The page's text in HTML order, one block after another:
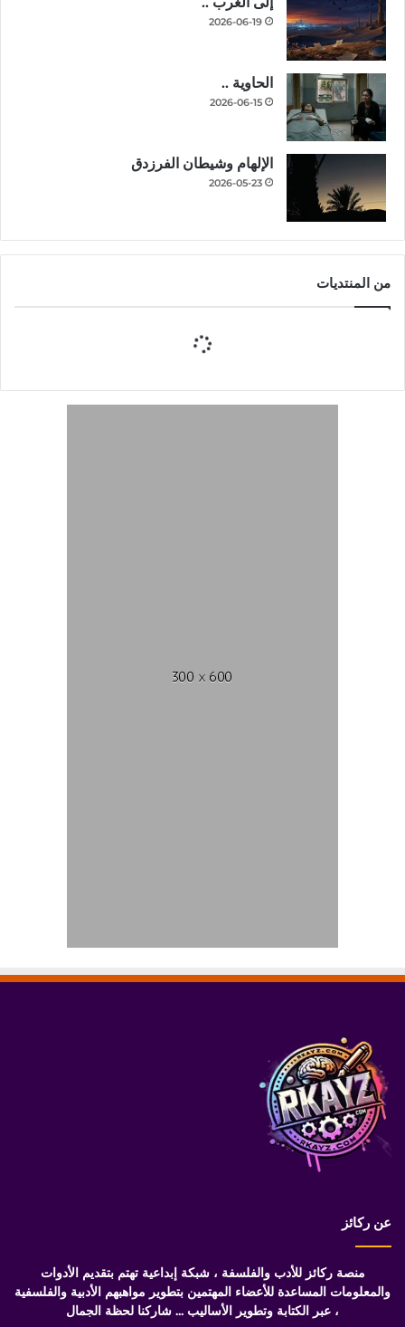
2026-06-19
الحاوية ..
2026-06-15
الإلهام وشيطان الفرزدق
2026-05-23
من المنتديات
عن ركائز
منصة ركائز للأدب والفلسفة ، شبكة إبداعية تهتم بتقديم الأدوات
والمعلومات المساعدة للأعضاء المهتمين بتطوير مواهبهم الأدبية والفلسفية
، عبر الكتابة وتطوير الأساليب ... شاركنا لحظة الجمال